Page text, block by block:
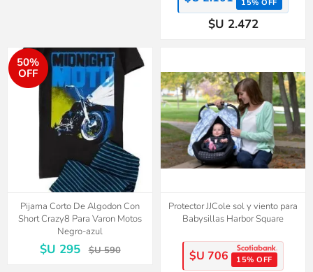
15% OFF
$U 2.472
50%
OFF
Pijama Corto De Algodon Con
Short Crazy8 Para Varon Motos
Negro-azul
$U 295 $U 590
Protector JJCole sol y viento para
Babysillas Harbor Square
$U 706 15% OFF